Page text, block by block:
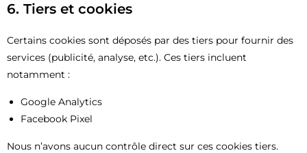
6. Tiers et cookies
Certains cookies sont déposés par des tiers pour fournir des
services (publicité, analyse, etc.). Ces tiers incluent
notamment :
Google Analytics
Facebook Pixel
Nous n’avons aucun contrôle direct sur ces cookies tiers.